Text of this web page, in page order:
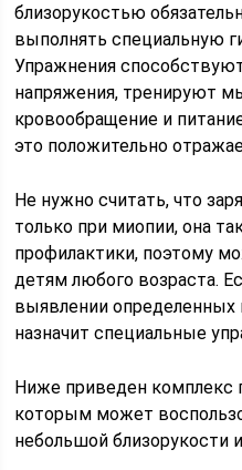
близорукостью
выполнять специальную
Упражнения
напряжения, тренируют
кровообращение и
это положительно
Не нужно считать, что
только при миопии, она
профилактики, поэтому
детям любого возраста.
выявлении определенных
назначит специальные
Ниже приведен комплекс
которым может
небольшой близорукости